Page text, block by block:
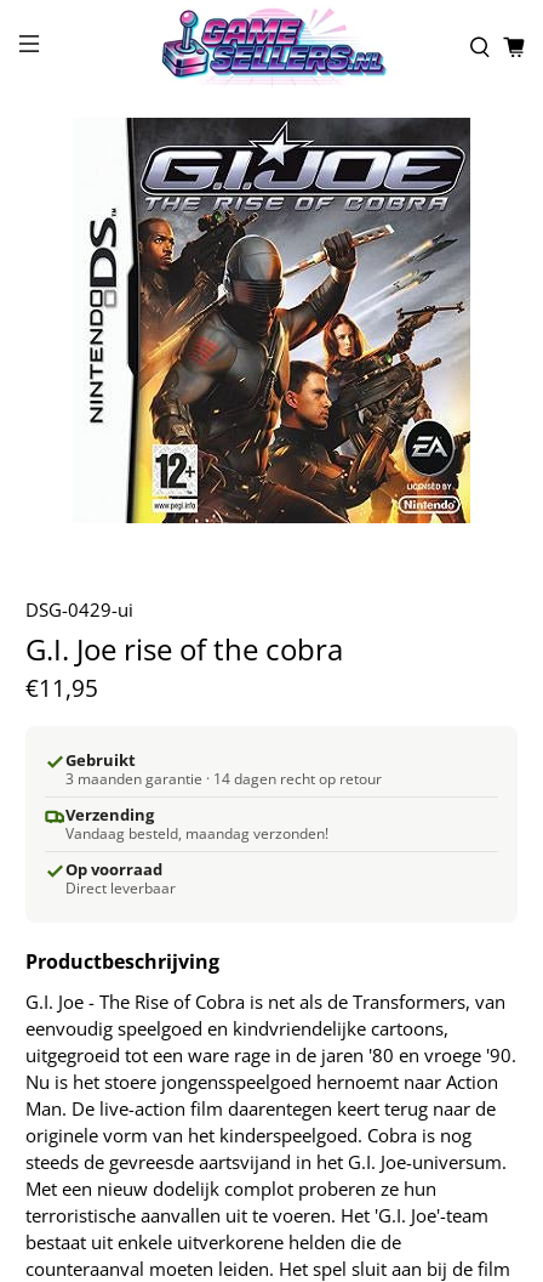
DSG-0429-ui
G.I. Joe rise of the cobra
€11,95
Gebruikt
3 maanden garantie · 14 dagen recht op retour
Verzending
Vandaag besteld, maandag verzonden!
Op voorraad
Direct leverbaar
Productbeschrijving
G.I. Joe - The Rise of Cobra is net als de Transformers, van
eenvoudig speelgoed en kindvriendelijke cartoons,
uitgegroeid tot een ware rage in de jaren '80 en vroege '90.
Nu is het stoere jongensspeelgoed hernoemt naar Action
Man. De live-action film daarentegen keert terug naar de
originele vorm van het kinderspeelgoed. Cobra is nog
steeds de gevreesde aartsvijand in het G.I. Joe-universum.
Met een nieuw dodelijk complot proberen ze hun
terroristische aanvallen uit te voeren. Het 'G.I. Joe'-team
bestaat uit enkele uitverkorene helden die de
counteraanval moeten leiden. Het spel sluit aan bij de film